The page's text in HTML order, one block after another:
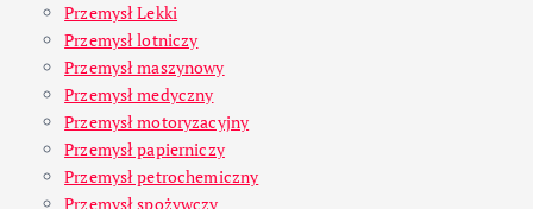
Przemysł Lekki
Przemysł lotniczy
Przemysł maszynowy
Przemysł medyczny
Przemysł motoryzacyjny
Przemysł papierniczy
Przemysł petrochemiczny
Przemysł spożywczy